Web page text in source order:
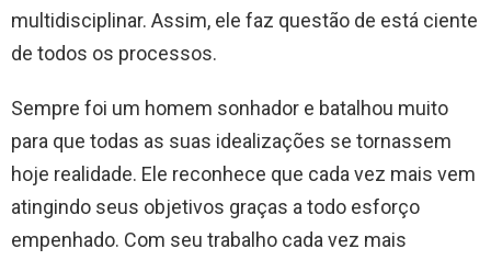
multidisciplinar. Assim, ele faz questão de está ciente
de todos os processos.
​​Sempre foi um homem sonhador e batalhou muito
para que todas as suas idealizações se tornassem
hoje realidade. Ele reconhece que cada vez mais vem
atingindo seus objetivos graças a todo esforço
empenhado. Com seu trabalho cada vez mais